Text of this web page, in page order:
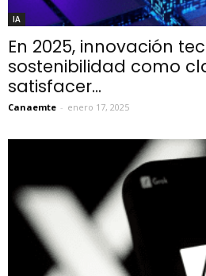
IA
En 2025, innovación
sostenibilidad como
satisfacer...
Canaemte - enero 17, 2025